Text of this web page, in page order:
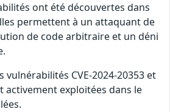
ont été découvertes dans
permettent à un attaquant de
de code arbitraire et un déni
vulnérabilités CVE-2024-20353 et
activement exploitées dans le